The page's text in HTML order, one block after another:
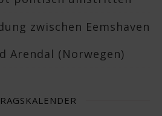
zwischen Eemshaven
Arendal (Norwegen)